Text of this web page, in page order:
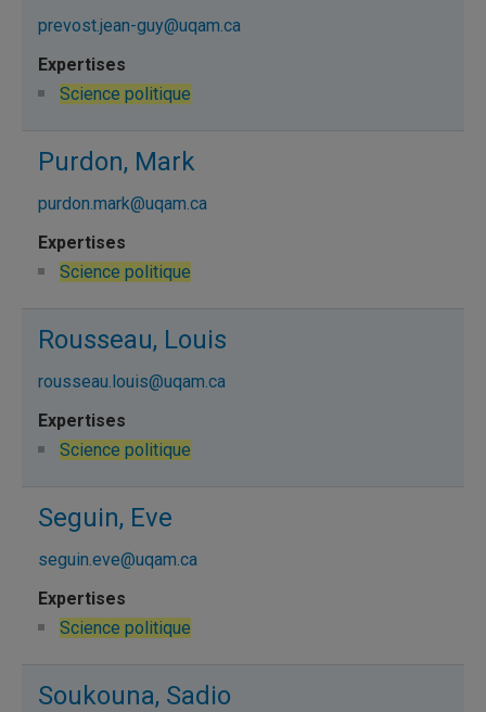
prevost.jean-guy@uqam.ca
Science politique
Purdon, Mark
purdon.mark@uqam.ca
Science politique
Rousseau, Louis
rousseau.louis@uqam.ca
Science politique
Seguin, Eve
seguin.eve@uqam.ca
Science politique
Soukouna, Sadio